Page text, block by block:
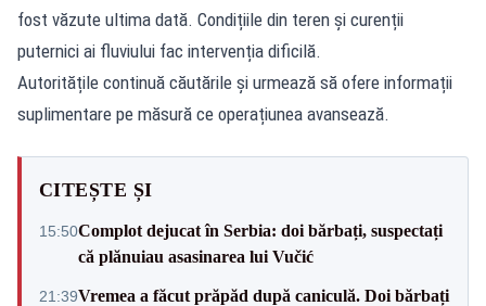
fost văzute ultima dată. Condițiile din teren și curenții
puternici ai fluviului fac intervenția dificilă.
Autoritățile continuă căutările și urmează să ofere informații
suplimentare pe măsură ce operațiunea avansează.
CITEȘTE ȘI
15:50Complot dejucat în Serbia: doi bărbați, suspectați
că plănuiau asasinarea lui Vučić
21:39Vremea a făcut prăpăd după caniculă. Doi bărbați